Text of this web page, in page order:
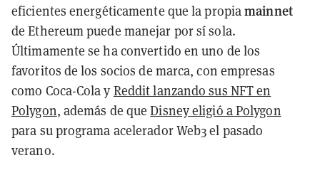
eficientes energéticamente que la propiamainnet
de Ethereum puede manejar por sí sola.
Últimamente se ha convertido en uno de los
favoritos de los socios de marca, con empresas
como Coca-Cola y Reddit lanzando sus NFT en
Polygon, además de queDisney eligió a Polygon
para su programa acelerador Web3 el pasado
verano.